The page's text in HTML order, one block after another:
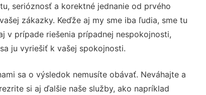
serióznosť a korektné jednanie od prvého
zákazky. Keďže aj my sme iba ľudia, sme tu
v prípade riešenia prípadnej nespokojnosti,
ju vyriešiť k vašej spokojnosti.
sa o výsledok nemusíte obávať. Neváhajte a
si aj ďalšie naše služby, ako napríklad